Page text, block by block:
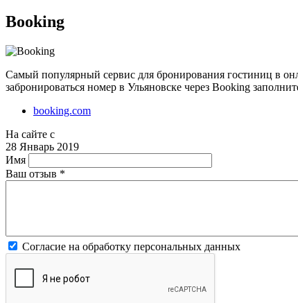
Booking
Самый популярный сервис для бронирования гостиниц в
забронироваться номер в Ульяновске через Booking
booking.com
На сайте с
28 Январь 2019
Имя
Ваш отзыв *
Согласие на обработку персональных данных